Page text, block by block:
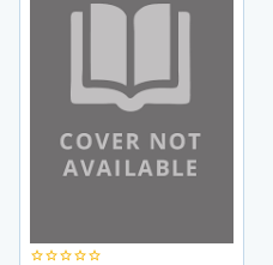
star_borderstar_borderstar_borderstar_borderstar_border